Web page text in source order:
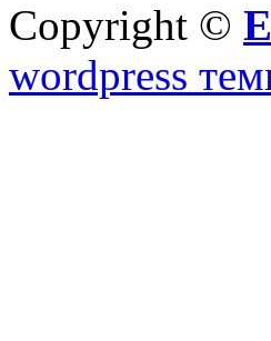
Copyright ©
wordpress